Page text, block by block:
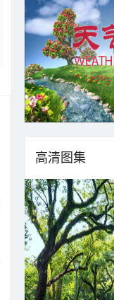
高清图集